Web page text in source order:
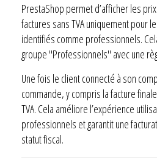
PrestaShop permet d’afficher les
factures sans TVA uniquement pour
identifiés comme professionnels.
groupe "Professionnels" avec une
Une fois le client connecté à son
commande, y compris la facture
TVA. Cela améliore l’expérience
professionnels et garantit une
statut fiscal.